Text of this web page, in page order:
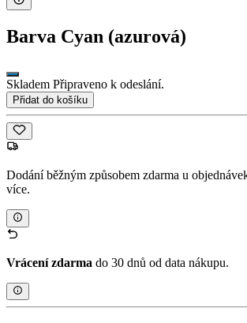
Barva Cyan (azurová)
Skladem Připraveno k odeslání.
Přidat do košíku
Dodání běžným způsobem zdarma u
více.
Vrácení zdarma do 30 dnů od data nákupu.